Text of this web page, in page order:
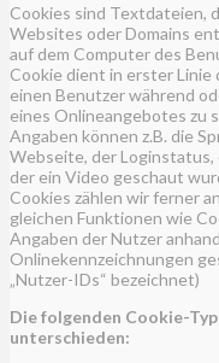
Cookies sind Textdateien,
Websites oder Domains
auf dem Computer des
Cookie dient in erster Linie
einen Benutzer während
eines Onlineangebotes zu
Angaben können z.B. die
Webseite, der Loginstatus,
der ein Video geschaut
Cookies zählen wir ferner
gleichen Funktionen wie
Angaben der Nutzer
Onlinekennzeichnungen
„Nutzer-IDs“ bezeichnet)
Die folgenden Cookie-
unterschieden: